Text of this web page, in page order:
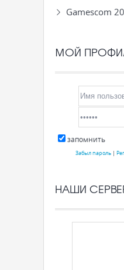
Gamescom
МОЙ
запомнить
Забыл пароль|
НАШИ